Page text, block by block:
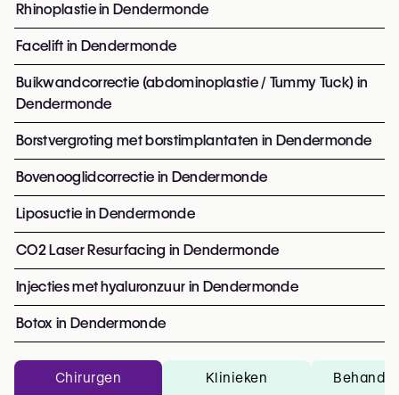
Top ingrepen en
Rhinoplastie in Dendermonde
Facelift in Dendermonde
Buikwandcorrectie (abdominoplastie / Tummy Tuck) in
Dendermonde
Borstvergroting met borstimplantaten in Dendermonde
Bovenooglidcorrectie in Dendermonde
Liposuctie in Dendermonde
CO2 Laser Resurfacing in Dendermonde
Injecties met hyaluronzuur in Dendermonde
Botox in Dendermonde
Chirurgen Klinieken